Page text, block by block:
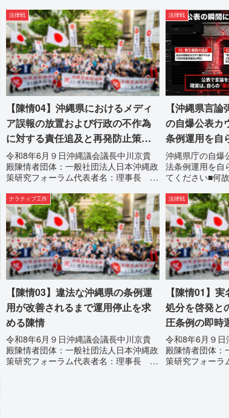
法状態の指摘と意見陳述（弁明）留保の
通告を行いました。沖縄県は、この時
は、違法を認めて軌道修正す...
村覚の実名公
を、特定の個人
ための「仕上げ
法律戦
【陳情04】沖縄県におけるメディ
ア誤報の放置および行政の不作為
に対する責任追及と再発防止策を
求める陳情
令和8年6月９日沖縄議会議長中川京貴
殿陳情者団体：一般社団法人日本沖縄政
策研究フォーラム代表者名：理事長 仲
080-【陳情03】沖縄県におけるメディ
ア誤報の放置および行政の不作為に対す
る責任追及と再発防...
法律戦
【沖縄県言
の自爆公表カ
条例運用を自
目してくださ
沖縄県庁の自爆
法条例運用を自
てください■何
「なぜ沖縄県
を封じ込めよう
は明確です。県
ナラティブ工作
【陳情03】違法な沖縄県の条例運
用が改善されるまで運用停止を求
める陳情
令和8年6月９日沖縄議会議長中川京貴
殿陳情者団体：一般社団法人日本沖縄政
策研究フォーラム代表者名：理事長 仲
法律戦
【陳情01】
処分を啓発と
圧条例の即時
情
令和8年6月９
殿陳情者団体：
策研究フォー